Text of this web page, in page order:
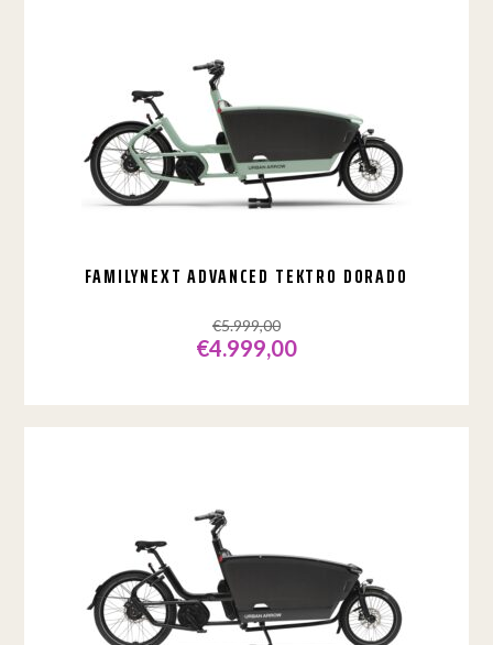
FAMILYNEXT ADVANCED TEKTRO DORADO
€5.999,00
Oorspronkelijke
prijs
€5.999,00.
€4.999,00
Huidige
prijs
€4.999,00.